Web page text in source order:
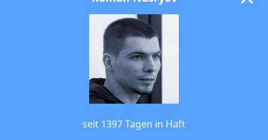
seit 1397 Tagen in Haft